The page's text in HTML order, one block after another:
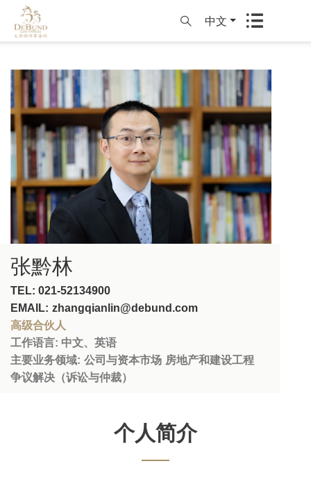
中文
张黔林
TEL: 021-52134900
EMAIL: zhangqianlin@debund.com
高级合伙人
工作语言: 中文、英语
主要业务领域: 公司与资本市场 房地产和建设工程
争议解决（诉讼与仲裁）
个人简介